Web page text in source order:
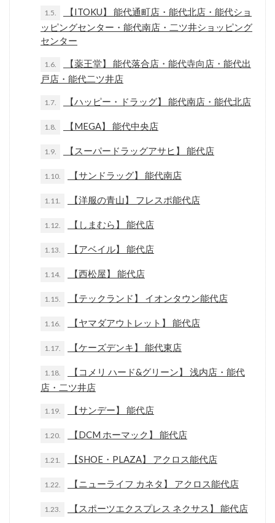
1.5.
【ITOKU】 能代通町店・能代北店・能代ショ
ッピングセンター・能代南店・二ツ井ショッピング
センター
1.6.
【薬王堂】 能代落合店・能代寺向店・能代出
戸店・能代二ツ井店
1.7. 【ハッピー・ドラッグ】 能代南店・能代北店
1.8. 【MEGA】 能代中央店
1.9. 【スーパードラッグアサヒ】 能代店
1.10. 【サンドラッグ】 能代南店
1.11. 【洋服の青山】 フレスポ能代店
1.12. 【しまむら】 能代店
1.13. 【アベイル】 能代店
1.14. 【西松屋】 能代店
1.15. 【テックランド】 イオンタウン能代店
1.16. 【ヤマダアウトレット】 能代店
1.17. 【ケーズデンキ】 能代東店
1.18.
【コメリ ハード&グリーン】 浅内店・能代
店・二ツ井店
1.19. 【サンデー】 能代店
1.20. 【DCM ホーマック】 能代店
1.21. 【SHOE・PLAZA】 アクロス能代店
1.22. 【ニューライフ カネタ】 アクロス能代店
1.23. 【スポーツエクスプレス ネクサス】 能代店